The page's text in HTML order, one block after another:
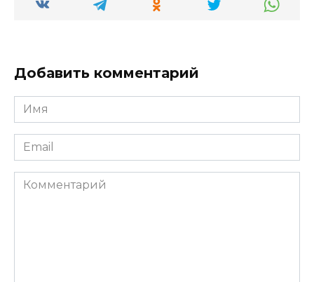
Добавить комментарий
Имя
*
Email
*
Комментарий